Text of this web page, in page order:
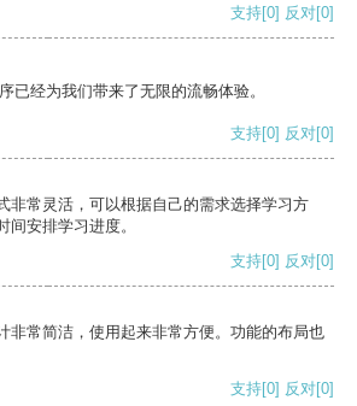
支持[0] 反对[0]
已经为我们带来了无限的流畅体验。
支持[0] 反对[0]
非常灵活，可以根据自己的需求选择学习方
间安排学习进度。
支持[0] 反对[0]
非常简洁，使用起来非常方便。功能的布局也
支持[0] 反对[0]